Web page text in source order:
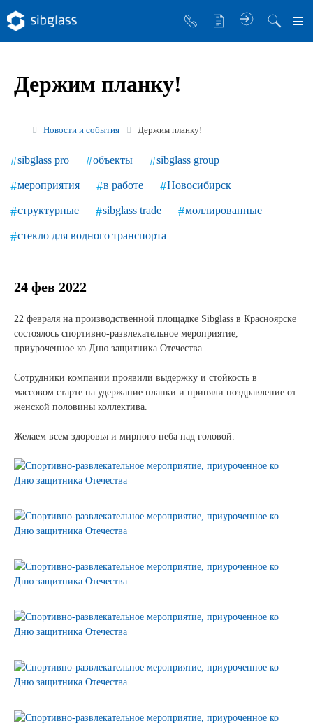
Управляющая компания
Реквизиты
Новости и события
Продажа недвижимости
Продукция
Листовое стекло
Стекло для строительства и интерьера
Стекло для машиностроения
Стекло для мебели, оборудования и бытовой техники
Светопрозрачные конструкции для розничных
заказчиков
Техподдержка
Сертификаты на продукцию Sibglass Trade
Держим планку!
Новости и события Держим планку!
24 фев 2022
22 февраля на производственной площадке Sibglass в Красноярске
состоялось спортивно-развлекательное мероприятие,
приуроченное ко Дню защитника Отечества.
Сотрудники компании проявили выдержку и стойкость в
массовом старте на удержание планки и приняли поздравление от
женской половины коллектива.
Желаем всем здоровья и мирного неба над головой.
sibglass pro объекты sibglass group
мероприятия в работе Новосибирск
структурные sibglass trade моллированные
стекло для водного транспорта